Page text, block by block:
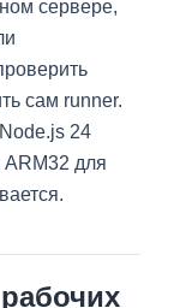
сервере,
сам runner.
24
для